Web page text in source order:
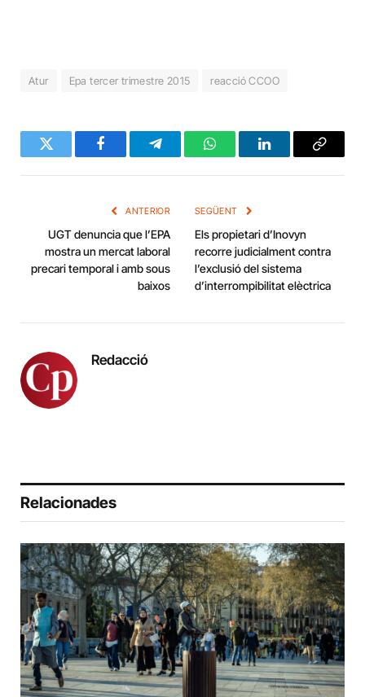
Atur Epa tercer trimestre 2015 reacció CCOO
Twitter FacebookTelegramWhatsAppLinkedInCopy
ANTERIOR
UGT denuncia que l’EPA
mostra un mercat laboral
precari temporal i amb sous
baixos
SEGÜENT
Els propietari d’Inovyn
recorre judicialment contra
l’exclusió del sistema
d’interrompibilitat elèctrica
Redacció
Relacionades